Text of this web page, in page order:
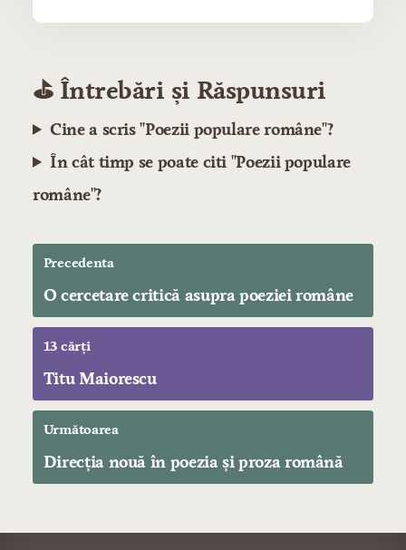
⛳️ Întrebări și Răspunsuri
Cine a scris "Poezii populare române"?
În cât timp se poate citi "Poezii populare
române"?
Precedenta
O cercetare critică asupra poeziei române
13 cărți
Titu Maiorescu
Următoarea
Direcția nouă în poezia și proza română